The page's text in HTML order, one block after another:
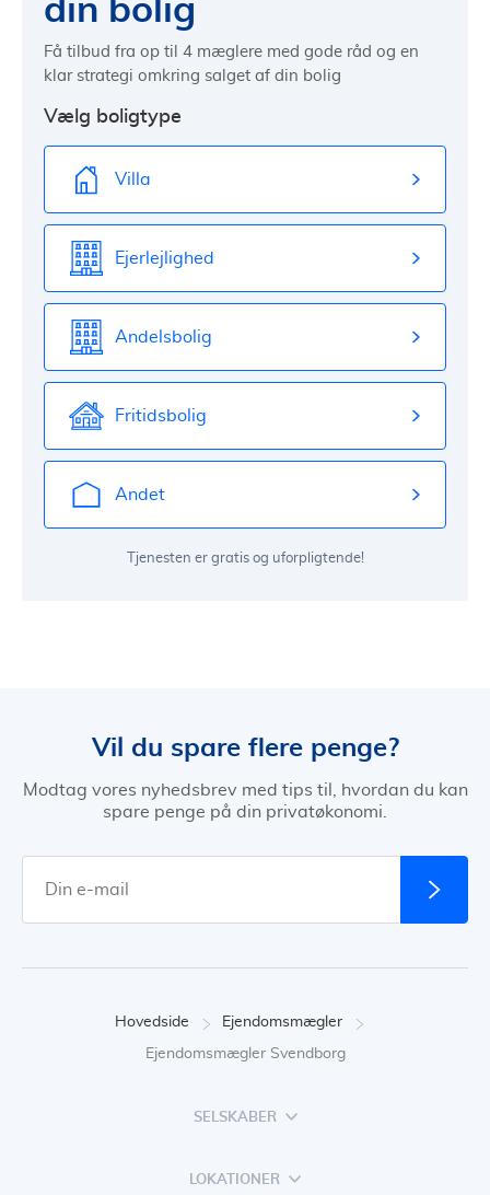
din bolig
Få tilbud fra op til 4 mæglere med gode råd og en
klar strategi omkring salget af din bolig
Vælg boligtype
Villa
Ejerlejlighed
Andelsbolig
Fritidsbolig
Andet
Tjenesten er gratis og uforpligtende!
Vil du spare flere penge?
Modtag vores nyhedsbrev med tips til, hvordan du kan
spare penge på din privatøkonomi.
Hovedside Ejendomsmægler
Ejendomsmægler Svendborg
SELSKABER
LOKATIONER